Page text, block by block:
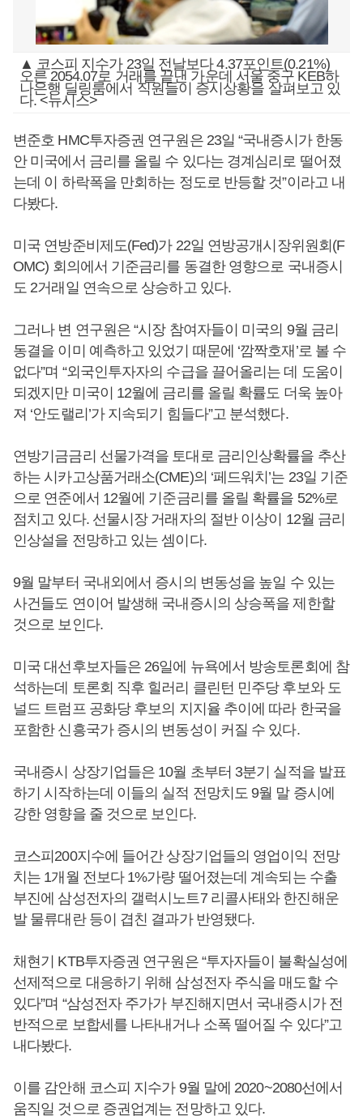
▲ 코스피 지수가 23일 전날보다 4.37포인트(0.21%)
오른 2054.07로 거래를 끝낸 가운데 서울 중구 KEB하
나은행 딜링룸에서 직원들이 증시상황을 살펴보고 있
다. <뉴시스>
변준호 HMC투자증권 연구원은 23일 “국내증시가 한동
안 미국에서 금리를 올릴 수 있다는 경계심리로 떨어졌
는데 이 하락폭을 만회하는 정도로 반등할 것”이라고 내
다봤다.
미국 연방준비제도(Fed)가 22일 연방공개시장위원회(F
OMC) 회의에서 기준금리를 동결한 영향으로 국내증시
도 2거래일 연속으로 상승하고 있다.
그러나 변 연구원은 “시장 참여자들이 미국의 9월 금리
동결을 이미 예측하고 있었기 때문에 ‘깜짝호재’로 볼 수
없다”며 “외국인투자자의 수급을 끌어올리는 데 도움이
되겠지만 미국이 12월에 금리를 올릴 확률도 더욱 높아
져 ‘안도랠리’가 지속되기 힘들다”고 분석했다.
연방기금금리 선물가격을 토대로 금리인상확률을 추산
하는 시카고상품거래소(CME)의 ‘페드워치’는 23일 기준
으로 연준에서 12월에 기준금리를 올릴 확률을 52%로
점치고 있다. 선물시장 거래자의 절반 이상이 12월 금리
인상설을 전망하고 있는 셈이다.
9월 말부터 국내외에서 증시의 변동성을 높일 수 있는
사건들도 연이어 발생해 국내증시의 상승폭을 제한할
것으로 보인다.
미국 대선후보자들은 26일에 뉴욕에서 방송토론회에 참
석하는데 토론회 직후 힐러리 클린턴 민주당 후보와 도
널드 트럼프 공화당 후보의 지지율 추이에 따라 한국을
포함한 신흥국가 증시의 변동성이 커질 수 있다.
국내증시 상장기업들은 10월 초부터 3분기 실적을 발표
하기 시작하는데 이들의 실적 전망치도 9월 말 증시에
강한 영향을 줄 것으로 보인다.
코스피200지수에 들어간 상장기업들의 영업이익 전망
치는 1개월 전보다 1%가량 떨어졌는데 계속되는 수출
부진에 삼성전자의 갤럭시노트7 리콜사태와 한진해운
발 물류대란 등이 겹친 결과가 반영됐다.
채현기 KTB투자증권 연구원은 “투자자들이 불확실성에
선제적으로 대응하기 위해 삼성전자 주식을 매도할 수
있다”며 “삼성전자 주가가 부진해지면서 국내증시가 전
반적으로 보합세를 나타내거나 소폭 떨어질 수 있다”고
내다봤다.
이를 감안해 코스피 지수가 9월 말에 2020~2080선에서
움직일 것으로 증권업계는 전망하고 있다.